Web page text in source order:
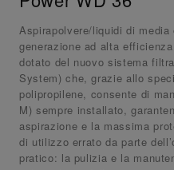
Aspirapolvere/liquidi di
generazione ad alta
dotato del nuovo sistema
System) che, grazie allo
polipropilene, consente di
M) sempre installato,
aspirazione e la massima
di utilizzo errato da parte
pratico: la pulizia e la